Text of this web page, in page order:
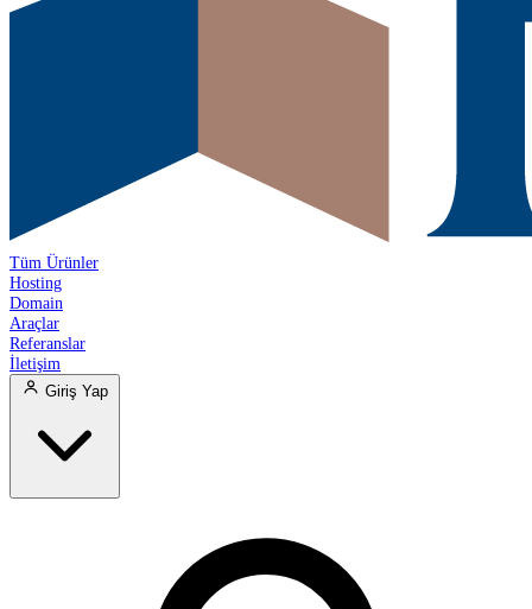
Tüm Ürünler
Hosting
Domain
Araçlar
Referanslar
İletişim
Giriş Yap